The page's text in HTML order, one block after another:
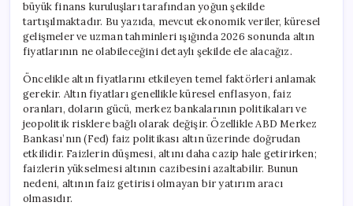
büyük finans kuruluşları tarafından yoğun şekilde
tartışılmaktadır. Bu yazıda, mevcut ekonomik veriler, küresel
gelişmeler ve uzman tahminleri ışığında 2026 sonunda altın
fiyatlarının ne olabileceğini detaylı şekilde ele alacağız.
Öncelikle altın fiyatlarını etkileyen temel faktörleri anlamak
gerekir. Altın fiyatları genellikle küresel enflasyon, faiz
oranları, doların gücü, merkez bankalarının politikaları ve
jeopolitik risklere bağlı olarak değişir. Özellikle ABD Merkez
Bankası’nın (Fed) faiz politikası altın üzerinde doğrudan
etkilidir. Faizlerin düşmesi, altını daha cazip hale getirirken;
faizlerin yükselmesi altının cazibesini azaltabilir. Bunun
nedeni, altının faiz getirisi olmayan bir yatırım aracı
olmasıdır.